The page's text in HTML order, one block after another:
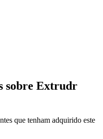
sobre Extrudr
que tenham adquirido este